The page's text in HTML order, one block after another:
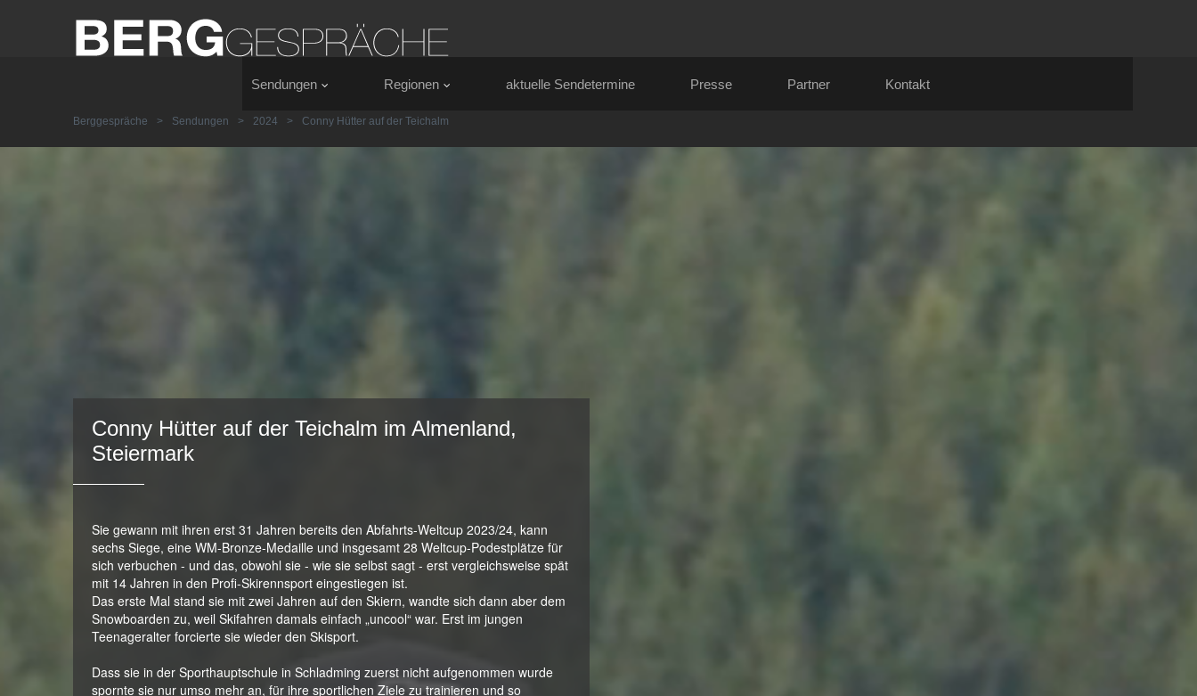
Sendungen Regionen aktuelle Sendetermine Presse Partner Kontakt
Berggespräche > Sendungen > 2024 > Conny Hütter auf der Teichalm
Conny Hütter auf der Teichalm im Almenland,
Steiermark
Sie gewann mit ihren erst 31 Jahren bereits den Abfahrts-Weltcup 2023/24, kann
sechs Siege, eine WM-Bronze-Medaille und insgesamt 28 Weltcup-Podestplätze für
sich verbuchen - und das, obwohl sie - wie sie selbst sagt - erst vergleichsweise spät
mit 14 Jahren in den Profi-Skirennsport eingestiegen ist.
Das erste Mal stand sie mit zwei Jahren auf den Skiern, wandte sich dann aber dem
Snowboarden zu, weil Skifahren damals einfach „uncool“ war. Erst im jungen
Teenageralter forcierte sie wieder den Skisport.
Dass sie in der Sporthauptschule in Schladming zuerst nicht aufgenommen wurde
spornte sie nur umso mehr an, für ihre sportlichen Ziele zu trainieren und so